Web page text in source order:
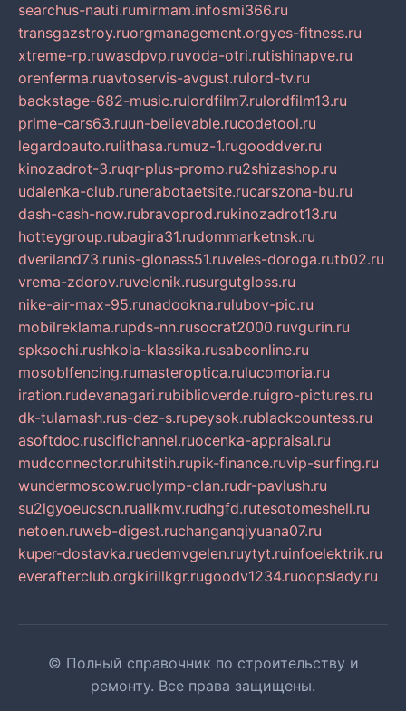
searchus-nauti.rumirmam.infosmi366.ru
transgazstroy.ruorgmanagement.orgyes-fitness.ru
xtreme-rp.ruwasdpvp.ruvoda-otri.rutishinapve.ru
orenferma.ruavtoservis-avgust.rulord-tv.ru
backstage-682-music.rulordfilm7.rulordfilm13.ru
prime-cars63.ruun-believable.rucodetool.ru
legardoauto.rulithasa.rumuz-1.rugooddver.ru
kinozadrot-3.ruqr-plus-promo.ru2shizashop.ru
udalenka-club.runerabotaetsite.rucarszona-bu.ru
dash-cash-now.rubravoprod.rukinozadrot13.ru
hotteygroup.rubagira31.rudommarketnsk.ru
dveriland73.runis-glonass51.ruveles-doroga.rutb02.ru
vrema-zdorov.ruvelonik.rusurgutgloss.ru
nike-air-max-95.runadookna.rulubov-pic.ru
mobilreklama.rupds-nn.rusocrat2000.ruvgurin.ru
spksochi.rushkola-klassika.rusabeonline.ru
mosoblfencing.rumasteroptica.rulucomoria.ru
iration.rudevanagari.rubiblioverde.ruigro-pictures.ru
dk-tulamash.rus-dez-s.rupeysok.rublackcountess.ru
asoftdoc.ruscifichannel.ruocenka-appraisal.ru
mudconnector.ruhitstih.rupik-finance.ruvip-surfing.ru
wundermoscow.ruolymp-clan.rudr-pavlush.ru
su2lgyoeucscn.ruallkmv.rudhgfd.rutesotomeshell.ru
netoen.ruweb-digest.ruchanganqiyuana07.ru
kuper-dostavka.ruedemvgelen.ruytyt.ruinfoelektrik.ru
everafterclub.orgkirillkgr.rugoodv1234.ruoopslady.ru
© Полный справочник по строительству и
ремонту. Все права защищены.